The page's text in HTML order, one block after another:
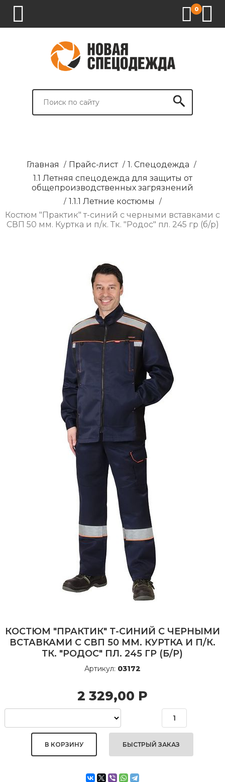
0
СПЕЦОДЕЖДА
СПЕЦОБУВЬ
СРЕДСТВА
ВСПОМОГАТЕЛЬНЫЕ
БРЕНДИРОВАНИЕ
Главная / Прайс-лист / 1. Спецодежда /
1.1 Летняя спецодежда для защиты от
общепроизводственных загрязнений
/ 1.1.1 Летние костюмы /
Костюм "Практик" т-синий с черными вставками с
СВП 50 мм. Куртка и п/к. Тк. "Родос" пл. 245 гр (б/р)
КОСТЮМ "ПРАКТИК" Т-СИНИЙ С ЧЕРНЫМИ
ВСТАВКАМИ С СВП 50 ММ. КУРТКА И П/К.
ТК. "РОДОС" ПЛ. 245 ГР (Б/Р)
Артикул: 03172
2 329,00 Р
БЫСТРЫЙ ЗАКАЗ